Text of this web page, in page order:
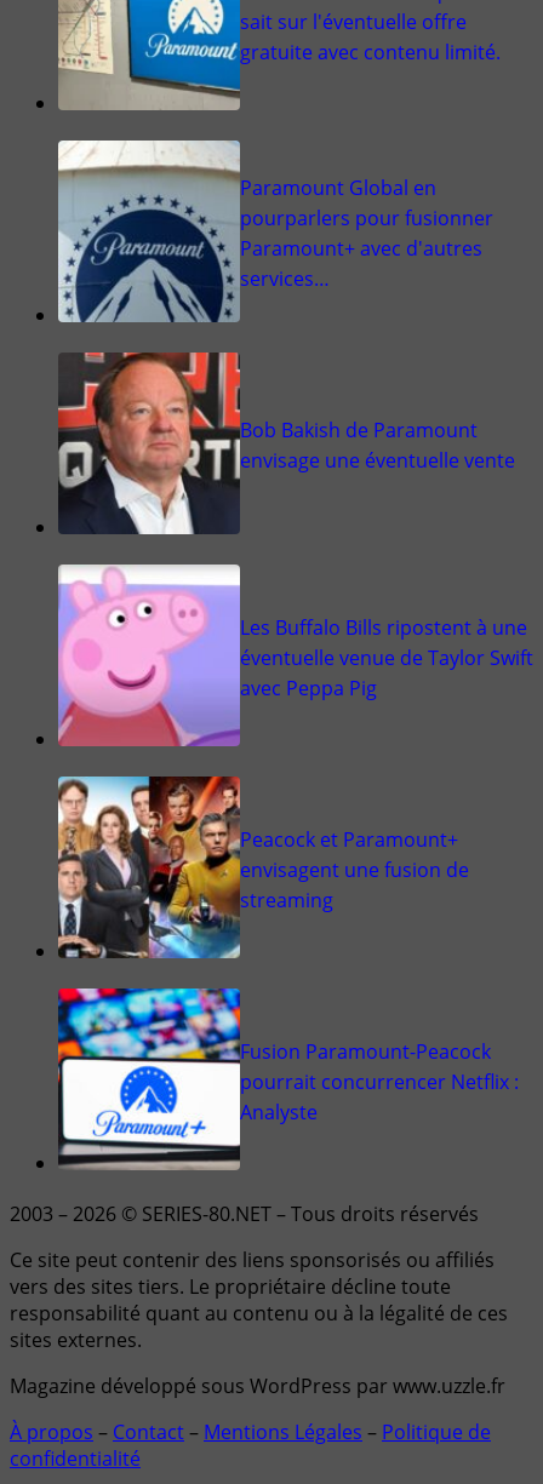
sait sur l'éventuelle offre
gratuite avec contenu limité.
Paramount Global en
pourparlers pour fusionner
Paramount+ avec d'autres
services…
Bob Bakish de Paramount
envisage une éventuelle vente
Les Buffalo Bills ripostent à une
éventuelle venue de Taylor Swift
avec Peppa Pig
Peacock et Paramount+
envisagent une fusion de
streaming
Fusion Paramount-Peacock
pourrait concurrencer Netflix :
Analyste
2003 – 2026 © SERIES-80.NET – Tous droits réservés
Ce site peut contenir des liens sponsorisés ou affiliés
vers des sites tiers. Le propriétaire décline toute
responsabilité quant au contenu ou à la légalité de ces
sites externes.
Magazine développé sous WordPress par www.uzzle.fr
À propos – Contact– Mentions Légales – Politique de
confidentialité